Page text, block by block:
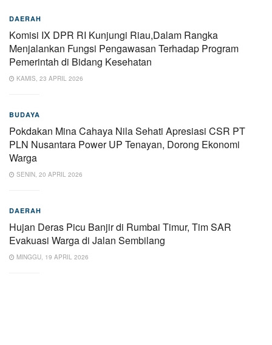
DAERAH
Komisi IX DPR RI Kunjungi Riau,Dalam Rangka
Menjalankan Fungsi Pengawasan Terhadap Program
Pemerintah di Bidang Kesehatan
KAMIS, 23 APRIL 2026
BUDAYA
Pokdakan Mina Cahaya Nila Sehati Apresiasi CSR PT
PLN Nusantara Power UP Tenayan, Dorong Ekonomi
Warga
SENIN, 20 APRIL 2026
DAERAH
Hujan Deras Picu Banjir di Rumbai Timur, Tim SAR
Evakuasi Warga di Jalan Sembilang
MINGGU, 19 APRIL 2026